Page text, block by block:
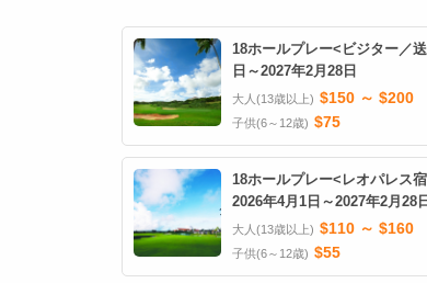
18ホールプレー<ビジター／
日～2027年2月28日
大人(13歳以上) $150 ～ $200
子供(6～12歳) $75
18ホールプレー<レオパレス
2026年4月1日～2027年2月28日
大人(13歳以上) $110 ～ $160
子供(6～12歳) $55